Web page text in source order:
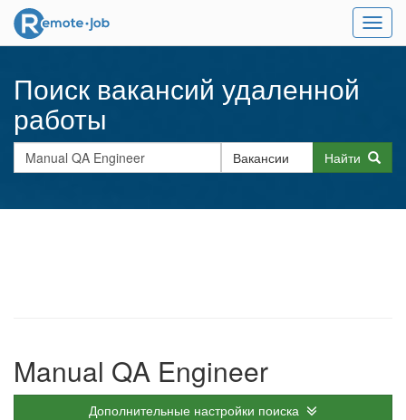
Меню
Поиск вакансий удаленной
работы
Найти
Manual QA Engineer
Дополнительные настройки поиска